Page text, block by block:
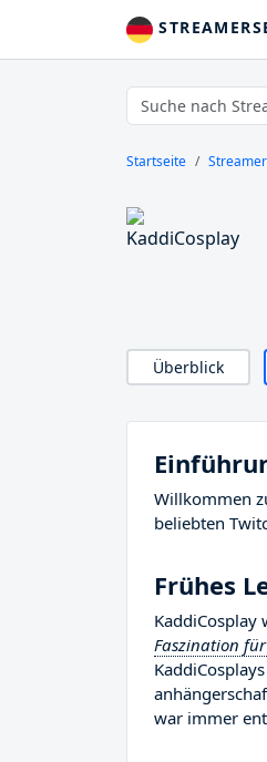
Startseite Streamer
Überblick
Willkommen
beliebten
Frühes
KaddiCosplay
Faszination
war immer